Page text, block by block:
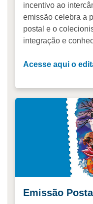
incentivo ao
emissão celebra a
postal e o
integração e
Acesse aqui o
Emissão